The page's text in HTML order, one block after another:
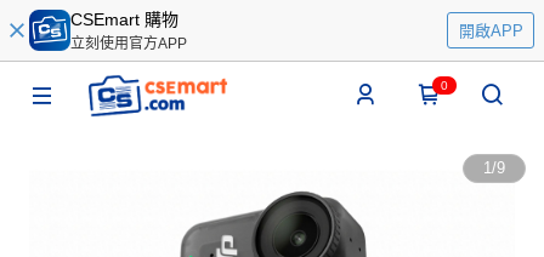
CSEmart 購物
立刻使用官方APP
開啟APP
0
1/9